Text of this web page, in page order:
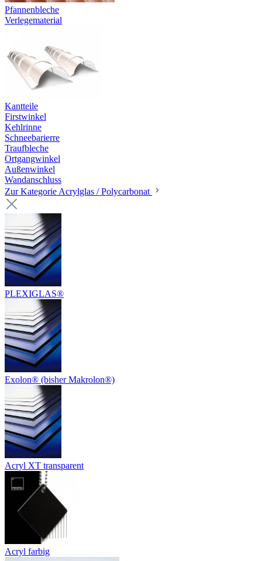
Pfannenbleche
Verlegematerial
Kantteile
Firstwinkel
Kehlrinne
Schneebarierre
Traufbleche
Ortgangwinkel
Außenwinkel
Wandanschluss
Zur Kategorie Acrylglas / Polycarbonat
PLEXIGLAS®
Exolon® (bisher Makrolon®)
Acryl XT transparent
Acryl farbig